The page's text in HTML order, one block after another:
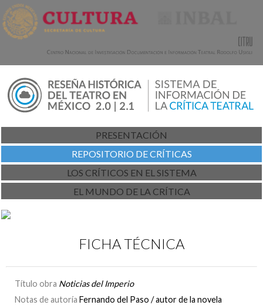
PRESENTACIÓN
REPOSITORIO DE CRÍTICAS
LOS CRÍTICOS EN EL SISTEMA
EL MUNDO DE LA CRÍTICA
FICHA TÉCNICA
Título obra Noticias del Imperio
Notas de autoría Fernando del Paso / autor de la novela